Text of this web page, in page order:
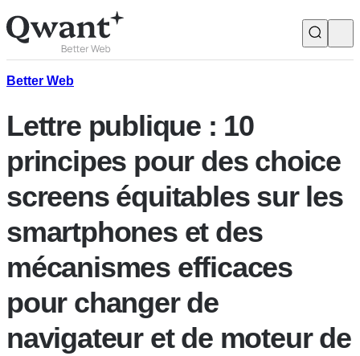
Produits
Junior
EnglishFrançais
Better Web
Lettre publique : 10
principes pour des choice
screens équitables sur les
smartphones et des
mécanismes efficaces
pour changer de
navigateur et de moteur de